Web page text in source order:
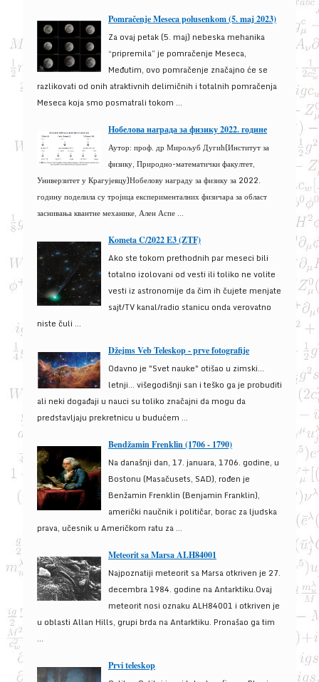
Pomračenje Meseca polusenkom (5. maj 2023)
Za ovaj petak (5. maj) nebeska mehanika
“pripremila” je pomračenje Meseca,
Međutim, ovo pomračenje značajno će se
razlikovati od onih atraktivnih delimičnih i totalnih pomračenja
Meseca koja smo posmatrali tokom ...
Нобелова награда за физику 2022. године
Аутор: проф. др Мирољуб Дугић(Институт за
физику, Природно-математички факултет,
Универзитет у Крагујевцу)Нобелову награду за физику за 2022.
годину поделила су тројица експерименталних физичара за област
заснивања квантне механике, Ален Аспе ...
Kometa C/2022 E3 (ZTF)
Ako ste tokom prethodnih par meseci bili
totalno izolovani od vesti ili toliko ne volite
vesti iz astronomije da čim ih čujete menjate
sajt/TV kanal/radio stanicu onda verovatno
niste čuli ...
Džejms Veb Teleskop - prve fotografije
Odavno je "Svet nauke" otišao u zimski...
letnji... višegodišnji san i teško ga je probuditi
ali neki događaji u nauci su toliko značajni da mogu da
predstavljaju prekretnicu u budućem ...
Bendžamin Frenklin (1706 - 1790)
Na današnji dan, 17. januara, 1706. godine, u
Bostonu (Masačusets, SAD), rođen je
Benžamin Frenklin (Benjamin Franklin),
američki naučnik i političar, borac za ljudska
prava, učesnik u Američkom ratu za ...
Meteorit sa Marsa ALH84001
Najpoznatiji meteorit sa Marsa otkriven je 27.
decembra 1984. godine na Antarktiku.Ovaj
meteorit nosi oznaku ALH84001 i otkriven je
u oblasti Allan Hills, grupi brda na Antarktiku. Pronašao ga tim
...
Prvi teleskop